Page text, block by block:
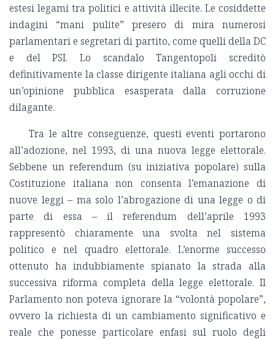
estesi legami tra politici e attività illecite. Le cosiddette
indagini “mani pulite” presero di mira numerosi
parlamentari e segretari di partito, come quelli della DC
e del PSI. Lo scandalo Tangentopoli screditò
definitivamente la classe dirigente italiana agli occhi di
un’opinione pubblica esasperata dalla corruzione
dilagante.
Tra le altre conseguenze, questi eventi portarono
all’adozione, nel 1993, di una nuova legge elettorale.
Sebbene un referendum (su iniziativa popolare) sulla
Costituzione italiana non consenta l’emanazione di
nuove leggi – ma solo l’abrogazione di una legge o di
parte di essa – il referendum dell’aprile 1993
rappresentò chiaramente una svolta nel sistema
politico e nel quadro elettorale. L’enorme successo
ottenuto ha indubbiamente spianato la strada alla
successiva riforma completa della legge elettorale. Il
Parlamento non poteva ignorare la “volontà popolare”,
ovvero la richiesta di un cambiamento significativo e
reale che ponesse particolare enfasi sul ruolo degli